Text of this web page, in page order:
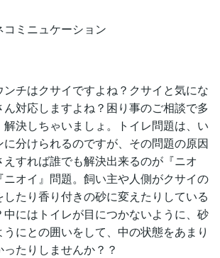
コミニュケーション
チはクサイですよね？クサイと気にな
ん対応しますよね？困り事のご相談で多
決しちゃいましょ。トイレ問題は、い
に分けられるのですが、その問題の原因
すれば誰でも解決出来るのが『ニオ
オイ』問題。飼い主や人側がクサイの
したり香り付きの砂に変えたりしている
にはトイレが目につかないように、砂
にとの囲いをして、中の状態をあまり
たりしませんか？？